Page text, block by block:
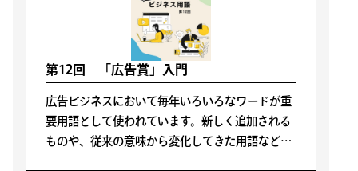
第12回 「広告賞」入門
広告ビジネスにおいて毎年いろいろなワードが重
要用語として使われています。新しく追加される
ものや、従来の意味から変化してきた用語なども